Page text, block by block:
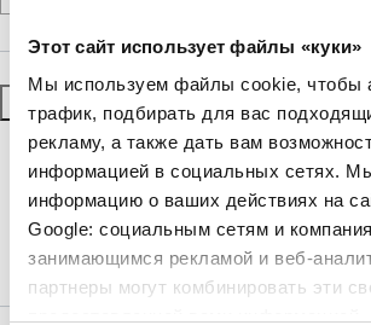
Этот сайт использует файлы «куки»
Мы используем файлы cookie, чтобы
трафик, подбирать для вас
рекламу, а также дать вам
информацией в социальных сетях.
информацию о ваших действиях на
Google: социальным сетям и
занимающимся рекламой и веб-
партнеры могут комбинировать эти
Сбросить фильтры